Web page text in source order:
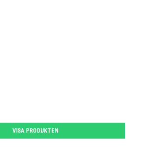
VISA PRODUKTEN